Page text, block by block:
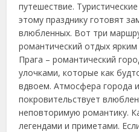
путешествие.
этому празднику готовят
влюбленных. Вот три
романтический отдых
Прага – романтический
улочками, которые как
вдвоем.Атмосфера города
покровительствует
неповторимую романтику.
легендами и приметами.